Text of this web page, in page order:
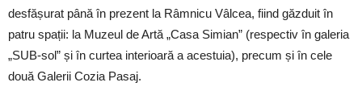
desfășurat până în prezent la Râmnicu Vâlcea, fiind găzduit în
patru spații: la Muzeul de Artă „Casa Simian” (respectiv în galeria
„SUB-sol” și în curtea interioară a acestuia), precum și în cele
două Galerii Cozia Pasaj.